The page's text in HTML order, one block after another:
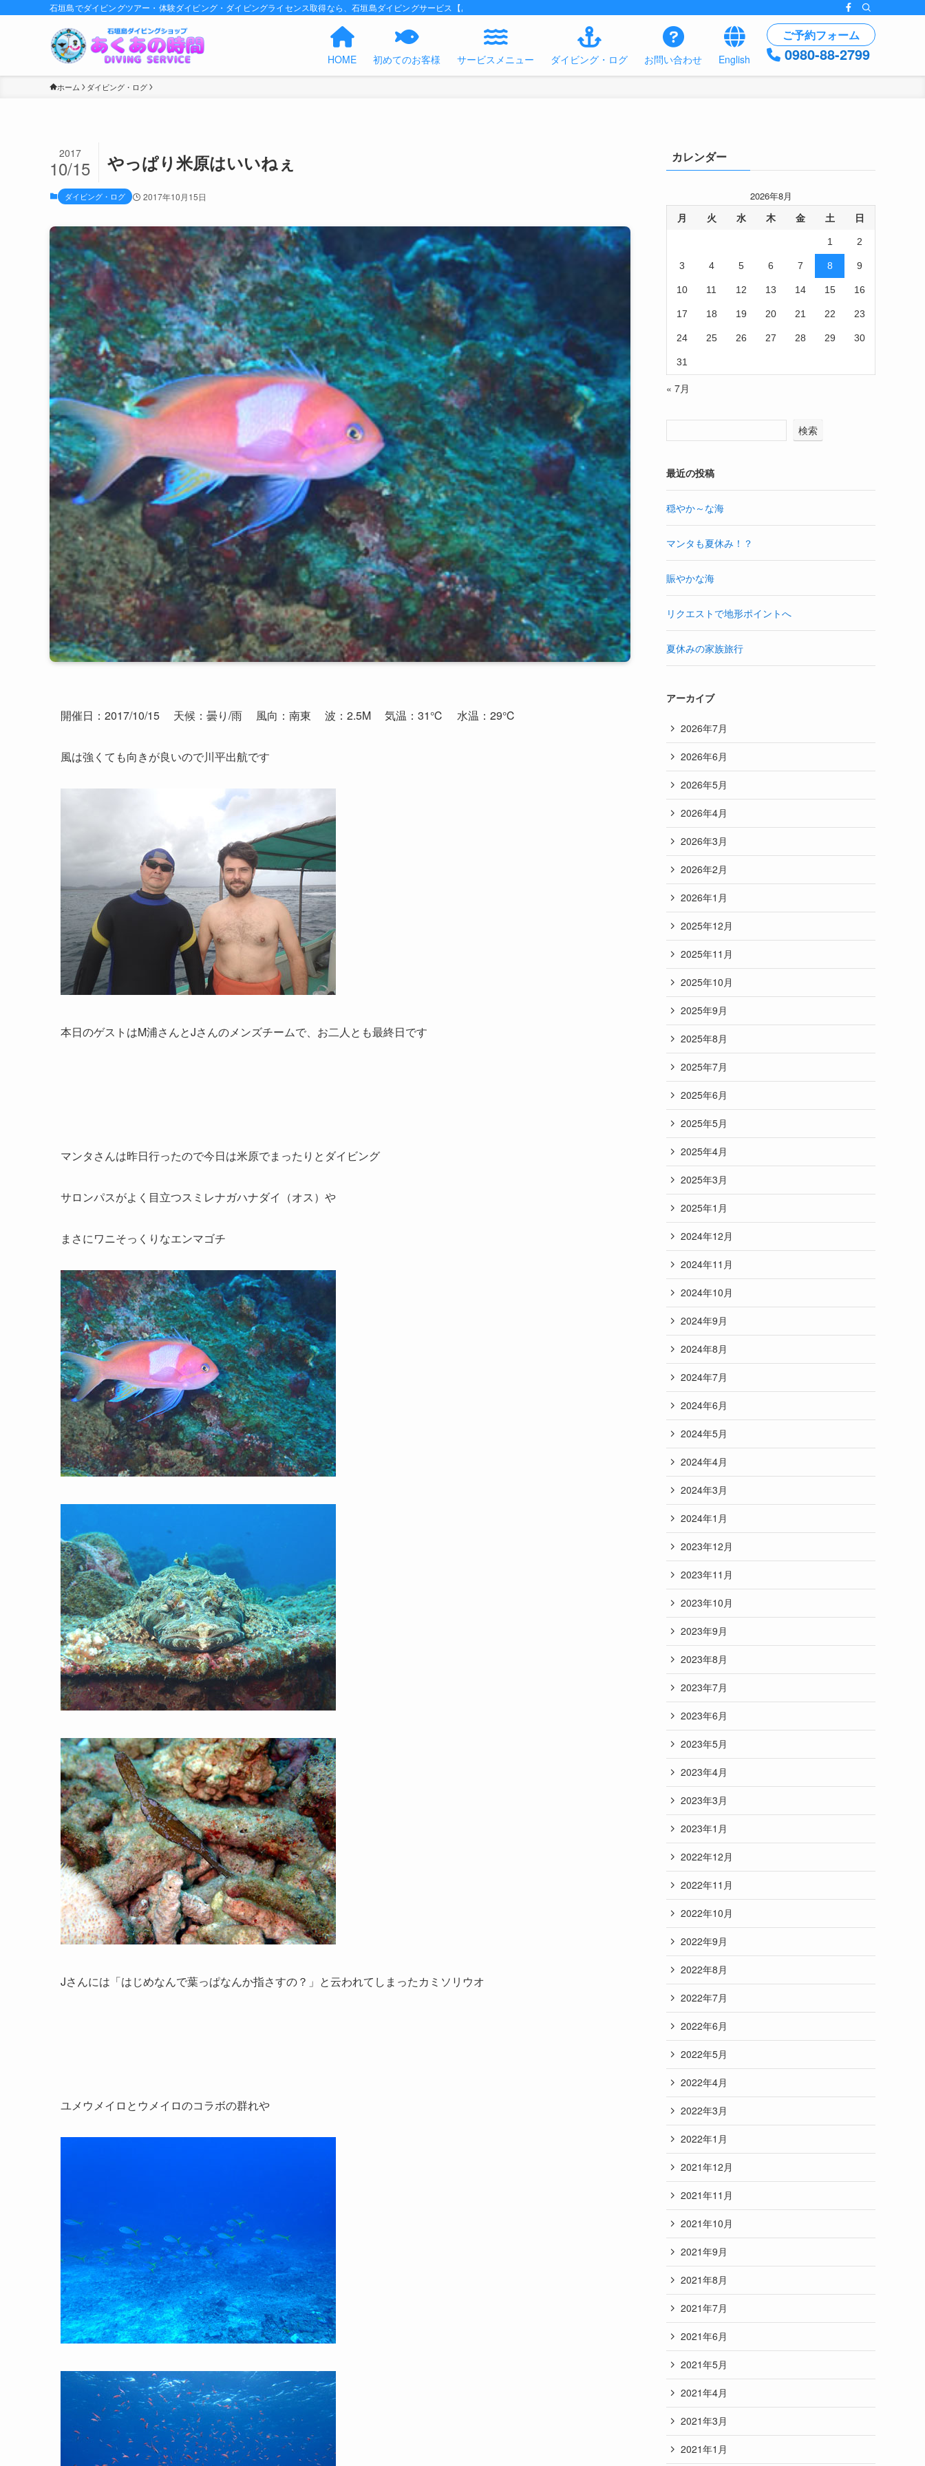
石垣島でダイビングツアー・体験ダイビング・ダイビングライセンス取得なら、石垣島ダイビングサービス【あくあの時間】におまかせください！
HOME 初めてのお客様 サービスメニュー ダイビング・ログ お問い合わせ English
ご予約フォーム
0980-88-2799
ホーム ダイビング・ログ
やっぱり米原はいいねぇ
2017
10/15
ダイビング・ログ 2017年10月15日
開催日：2017/10/15 天候：曇り/雨 風向：南東 波：2.5M 気温：31℃ 水温：29℃
風は強くても向きが良いので川平出航です
本日のゲストはM浦さんとJさんのメンズチームで、お二人とも最終日です
マンタさんは昨日行ったので今日は米原でまったりとダイビング
サロンパスがよく目立つスミレナガハナダイ（オス）や
まさにワニそっくりなエンマゴチ
Jさんには「はじめなんで葉っぱなんか指さすの？」と云われてしまったカミソリウオ
ユメウメイロとウメイロのコラボの群れや
カレンダー
2026年8月
月 火 水 木 金 土 日
1 2
3 4 5 6 7 8 9
10 11 12 13 14 15 16
17 18 19 20 21 22 23
24 25 26 27 28 29 30
31
« 7月
検索
最近の投稿
穏やか～な海
マンタも夏休み！？
賑やかな海
リクエストで地形ポイントへ
夏休みの家族旅行
アーカイブ
2026年7月
2026年6月
2026年5月
2026年4月
2026年3月
2026年2月
2026年1月
2025年12月
2025年11月
2025年10月
2025年9月
2025年8月
2025年7月
2025年6月
2025年5月
2025年4月
2025年3月
2025年1月
2024年12月
2024年11月
2024年10月
2024年9月
2024年8月
2024年7月
2024年6月
2024年5月
2024年4月
2024年3月
2024年1月
2023年12月
2023年11月
2023年10月
2023年9月
2023年8月
2023年7月
2023年6月
2023年5月
2023年4月
2023年3月
2023年1月
2022年12月
2022年11月
2022年10月
2022年9月
2022年8月
2022年7月
2022年6月
2022年5月
2022年4月
2022年3月
2022年1月
2021年12月
2021年11月
2021年10月
2021年9月
2021年8月
2021年7月
2021年6月
2021年5月
2021年4月
2021年3月
2021年1月